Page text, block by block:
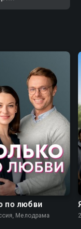
по любви
Мелодрама